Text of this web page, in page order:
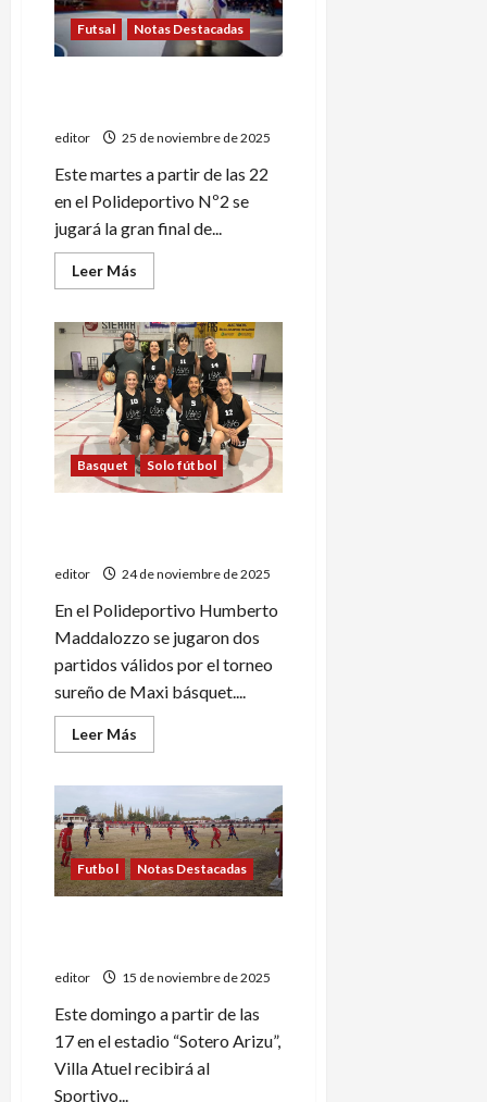
Nacional
Futsal Notas Destacadas
editor 25 de noviembre de 2025
Este martes a partir de las 22
en el Polideportivo Nº2 se
jugará la gran final de...
Leer Más
más
Pedal
y
Tenis
Club
definen
la
Copa
San
Rafael
de
futsal
Basquet Solo fútbol
editor 24 de noviembre de 2025
En el Polideportivo Humberto
Maddalozzo se jugaron dos
partidos válidos por el torneo
sureño de Maxi básquet....
Leer Más
más
básquet:
triunfos
de
Pedal
en
damas
y
Futbol Notas Destacadas
editor 15 de noviembre de 2025
Este domingo a partir de las
17 en el estadio “Sotero Arizu”,
Villa Atuel recibirá al
Sportivo...